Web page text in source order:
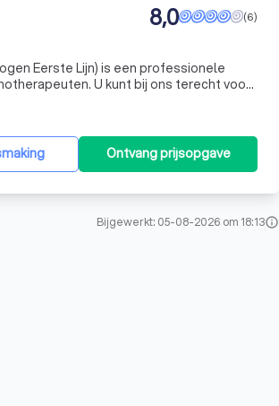
(6)
8,0
Eerste Lijn) is een professionele
U kunt bij ons terecht voor
(GBGGZ) specialistische
Ontvang prijsopgave
Bijgewerkt: 05-08-2026 om 18:13info